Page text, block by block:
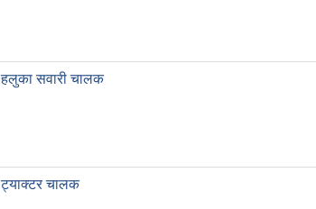
हलुका सवारी चालक
ट्याक्टर चालक